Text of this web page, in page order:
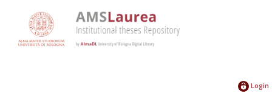
Login